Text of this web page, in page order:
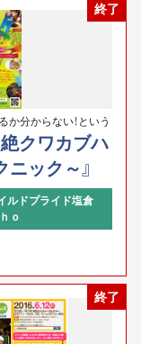
終了
か分からない！という
クワカブハ
ック～』
ルドプライド塩倉
ｏ
終了